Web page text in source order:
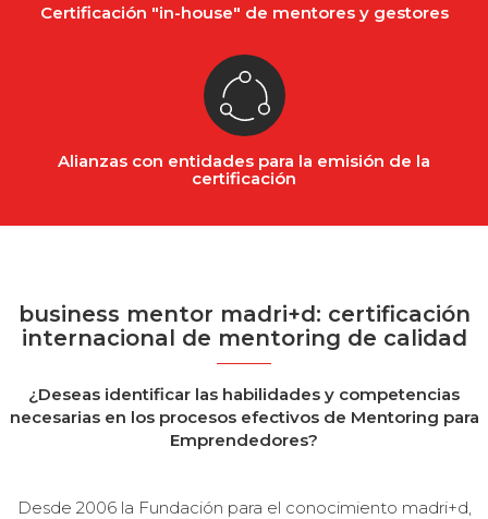
Certificación "in-house" de mentores y gestores
Alianzas con entidades para la emisión de la
certificación
business mentor madri+d: certificación
internacional de mentoring de calidad
¿Deseas identificar las habilidades y competencias
necesarias en los procesos efectivos de Mentoring para
Emprendedores?
Desde 2006 la Fundación para el conocimiento madri+d,